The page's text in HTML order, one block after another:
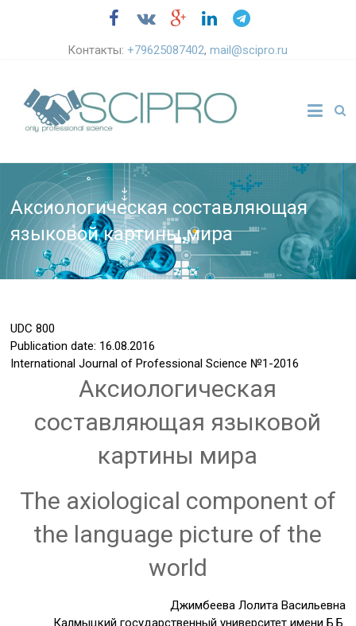
Контакты:+79625087402,mail@scipro.ru
Аксиологическая составляющая
языковой картины мира
UDC800
Publication date: 16.08.2016
International Journal of Professional Science №1-2016
Аксиологическая
составляющая языковой
картины мира
The axiological component of
the language picture of the
world
Джимбеева Лолита Васильевна
Калмыцкий государственный университет имени Б.Б.